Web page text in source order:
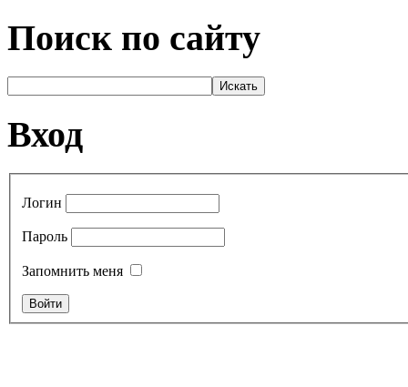
Поиск по сайту
Вход
Логин
Пароль
Запомнить меня